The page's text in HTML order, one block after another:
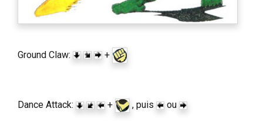
Ground Claw: +
Dance Attack: + , puis ou